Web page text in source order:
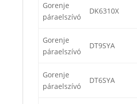
Gorenje
páraelszívó
DK6310X
Gorenje
páraelszívó
DT9SYA
Gorenje
páraelszívó
DT6SYA